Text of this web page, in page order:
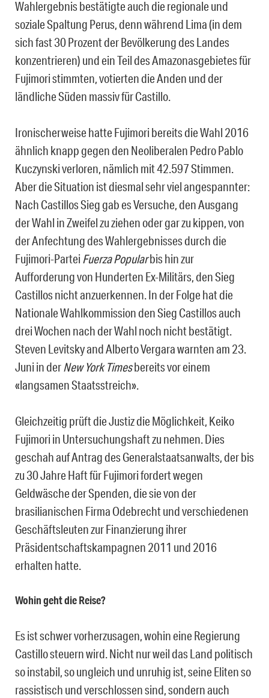
Wahlergebnis bestätigte auch die regionale und
soziale Spaltung Perus, denn während Lima (in dem
sich fast 30 Prozent der Bevölkerung des Landes
konzentrieren) und ein Teil des Amazonasgebietes für
Fujimori stimmten, votierten die Anden und der
ländliche Süden massiv für Castillo.
Ironischerweise hatte Fujimori bereits die Wahl 2016
ähnlich knapp gegen den Neoliberalen Pedro Pablo
Kuczynski verloren, nämlich mit 42.597 Stimmen.
Aber die Situation ist diesmal sehr viel angespannter:
Nach Castillos Sieg gab es Versuche, den Ausgang
der Wahl in Zweifel zu ziehen oder gar zu kippen, von
der Anfechtung des Wahlergebnisses durch die
Fujimori-Partei Fuerza Popularbis hin zur
Aufforderung von Hunderten Ex-Militärs, den Sieg
Castillos nicht anzuerkennen. In der Folge hat die
Nationale Wahlkommission den Sieg Castillos auch
drei Wochen nach der Wahl noch nicht bestätigt.
Steven Levitsky and Alberto Vergara warnten am 23.
Juni in derNew York Timesbereits vor einem
«langsamen Staatsstreich».
Gleichzeitig prüft die Justiz die Möglichkeit, Keiko
Fujimori in Untersuchungshaft zu nehmen. Dies
geschah auf Antrag des Generalstaatsanwalts, der bis
zu 30 Jahre Haft für Fujimori fordert wegen
Geldwäsche der Spenden, die sie von der
brasilianischen Firma Odebrecht und verschiedenen
Geschäftsleuten zur Finanzierung ihrer
Präsidentschaftskampagnen 2011 und 2016
erhalten hatte.
Wohin geht die Reise?
Es ist schwer vorherzusagen, wohin eine Regierung
Castillo steuern wird. Nicht nur weil das Land politisch
so instabil, so ungleich und unruhig ist, seine Eliten so
rassistisch und verschlossen sind, sondern auch